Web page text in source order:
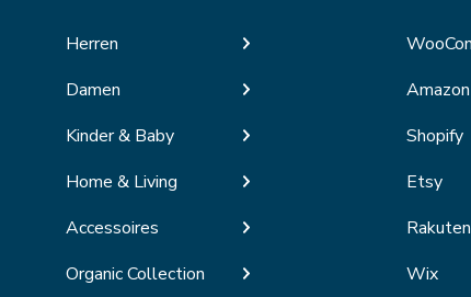
Herren
Damen
Kinder & Baby
Home & Living
Accessoires
Organic Collection
Amazon
Shopify
Etsy
Rakuten
Wix